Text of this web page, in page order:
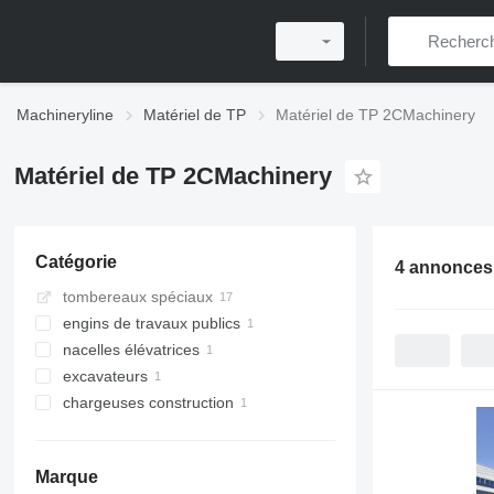
Machineryline Matériel de TP Matériel de TP 2CMachinery
Matériel de TP 2CMachinery
Catégorie
tombereaux spéciaux
engins de travaux publics
scies à béton
nacelles élévatrices
plate-formes suspendues
excavateurs
mini-pelles
chargeuses construction
Marque
4